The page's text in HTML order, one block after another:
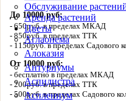
Обслуживание
Аренда растений
Цветы
Аглаонема
Алоказия
Антуриумы
Аспидистра
Асплениум
До 10000 руб:
650руб. в пределах МКАД
850руб. в пределах ТТК
1150руб. в пределах Садового
От 10000 руб:
бесплатно в пределах МКАД
200руб. в пределах ТТК
500руб. в пределах Садового